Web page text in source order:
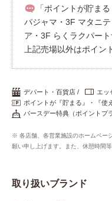
「ポイントが貯ま
パジャマ・3F マタニ
ア・3F らくラクパー
上記売場以外はポイン
デパート・百貨店
エッ
ポイントが『貯まる』・『使
バースデー特典（ポイントプ
※ 各店舗、各営業施設のホームペー
願い申し上げます。また、休憩時間
取り扱いブランド